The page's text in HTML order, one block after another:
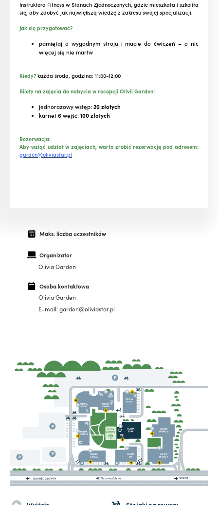
Instruktora Fitness w Stanach Zjednoczonych, gdzie mieszkała i szkoliła
się, aby zdobyć jak największą wiedzę z zakresu swojej specjalizacji.
Jak się przygotować?
pamiętaj o wygodnym stroju i macie do ćwiczeń – o nic
więcej się nie martw
Kiedy?każda środa, godzina: 11:00-12:00
Bilety na zajęcia do nabycia w recepcji Olivii Garden:
jednorazowy wstęp:20 złotych
karnet 6 wejść: 100 złotych
Rezerwacja:
Aby wziąć udział w zajęciach, warto zrobić rezerwację pod adresem:
garden@oliviastar.pl
Maks. liczba uczestników
Organizator
Olivia Garden
Osoba kontaktowa
Olivia Garden
E-mail: garden@oliviastar.pl